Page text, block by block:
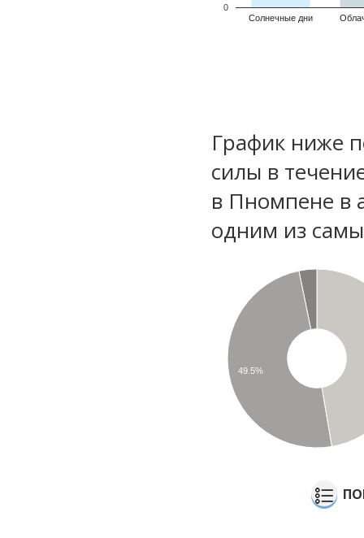
Солнечные дни
0
График ниже
силы в
в Пномпене в
одним из
49.5%